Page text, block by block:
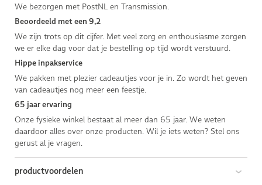
We bezorgen met PostNL en Transmission.
Beoordeeld met een 9,2
We zijn trots op dit cijfer. Met veel zorg en enthousiasme zorgen
we er elke dag voor dat je bestelling op tijd wordt verstuurd.
Hippe inpakservice
We pakken met plezier cadeautjes voor je in. Zo wordt het geven
van cadeautjes nog meer een feestje.
65 jaar ervaring
Onze fysieke winkel bestaat al meer dan 65 jaar. We weten
daardoor alles over onze producten. Wil je iets weten? Stel ons
gerust al je vragen.
productvoordelen